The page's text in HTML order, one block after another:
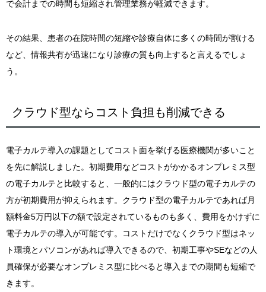
で会計までの時間も短縮され管理業務が軽減できます。
その結果、患者の在院時間の短縮や診療自体に多くの時間が割ける
など、情報共有が迅速になり診療の質も向上すると言えるでしょ
う。
クラウド型ならコスト負担も削減できる
電子カルテ導入の課題としてコスト面を挙げる医療機関が多いこと
を先に解説しました。初期費用などコストがかかるオンプレミス型
の電子カルテと比較すると、一般的にはクラウド型の電子カルテの
方が初期費用が抑えられます。クラウド型の電子カルテであれば月
額料金5万円以下の額で設定されているものも多く、費用をかけずに
電子カルテの導入が可能です。コストだけでなくクラウド型はネッ
ト環境とパソコンがあれば導入できるので、初期工事やSEなどの人
員確保が必要なオンプレミス型に比べると導入までの期間も短縮で
きます。